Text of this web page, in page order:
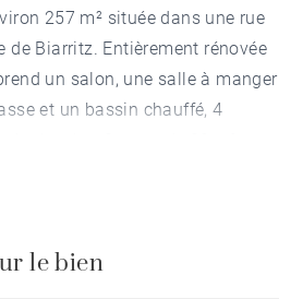
257 m² située dans une rue
de Biarritz. Entièrement rénovée
un salon, une salle à manger
et un bassin chauffé, 4
comprenant une chambre et une
le bien